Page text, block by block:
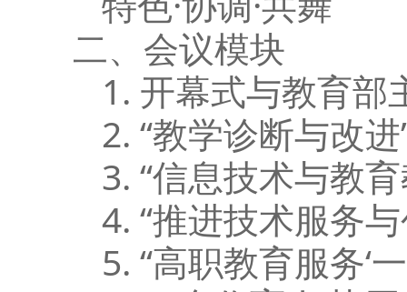
二、会议模块
1. 开幕式与教育部
2. “教学诊断与改
3. “信息技术与教
4. “推进技术服务
5. “高职教育服务‘